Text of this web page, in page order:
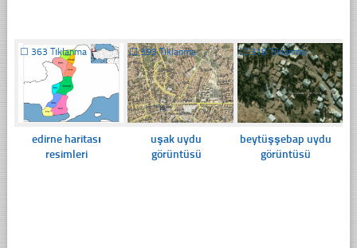
☐ 363 Tıklanma
edirne haritası
resimleri
☐393 Tıklanma
uşak uydu
görüntüsü
☐318 Tıklanma
beytüşşebap uydu
görüntüsü